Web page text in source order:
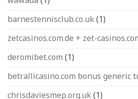
barnestennisclub.co.uk(1)
zetcasinos.com.de + zet-
deromibet.com (1)
betrallicasino.com bonus generic
chrisdaviesmep.org.uk(1)